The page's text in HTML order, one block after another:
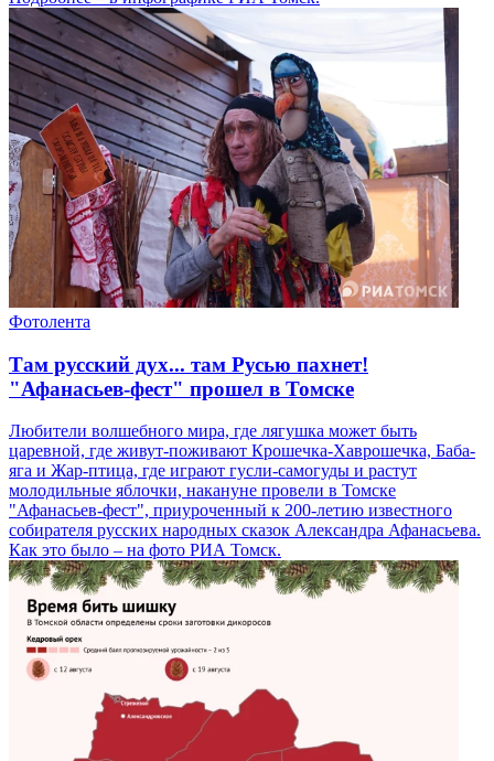
Фотолента
Там русский дух... там Русью пахнет!
"Афанасьев-фест" прошел в Томске
Любители волшебного мира, где лягушка может быть
царевной, где живут-поживают Крошечка-Хаврошечка, Баба-
яга и Жар-птица, где играют гусли-самогуды и растут
молодильные яблочки, накануне провели в Томске
"Афанасьев-фест", приуроченный к 200-летию известного
собирателя русских народных сказок Александра Афанасьева.
Как это было – на фото РИА Томск.